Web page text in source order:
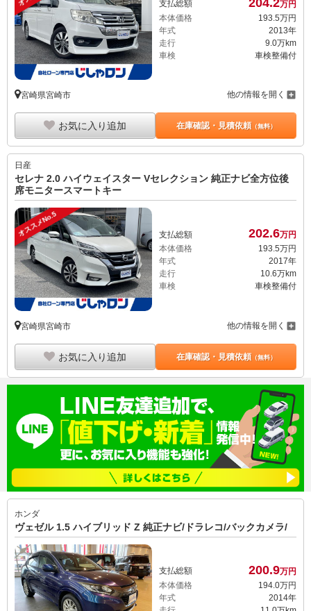
支払総額
万円
本体価格
193. 5万円
年式
2013年
走行
9.0万km
車検
車検整備付
宮崎県宮崎市 他の情報を開く
お気に入り追加 在庫確認・見積依頼（無料）
日産
セレナ 2.0 ハイウェイスター Vセレクション 純正ナビ全方位後
席モニタースマートキー
オススメNo.5 支払総額 202.6万円
本体価格
193.5万円
年式
2017年
走行
10.6万km
車検
車検整備付
宮崎県宮崎市 他の情報を開く
お気に入り追加 在庫確認・見積依頼（無料）
ホンダ
ヴェゼル 1.5 ハイブリッド Z 純正ナビ/ドラレコ/バックカメラ/
支払総額 200.9万円
本体価格
194. 0万円
年式
2014年